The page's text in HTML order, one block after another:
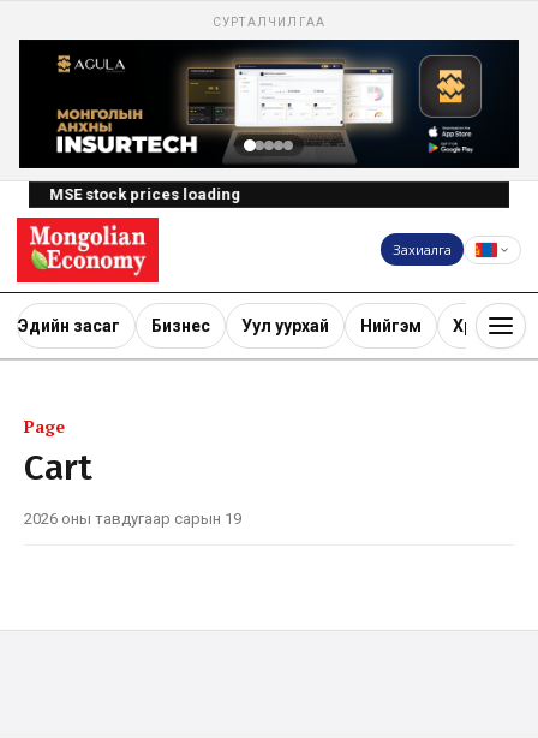
СУРТАЛЧИЛГАА
MSE stock prices loading
Захиалга
Эдийн засаг Бизнес Уул уурхай Нийгэм Хөрөнгө
Page
Cart
2026 оны тавдугаар сарын 19